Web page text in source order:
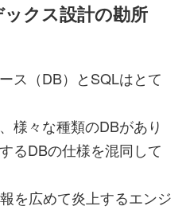
クス設計の勘所
ス（DB）とSQLはとて
様々な種類のDBがあり
るDBの仕様を混同して
を広めて炎上するエンジ